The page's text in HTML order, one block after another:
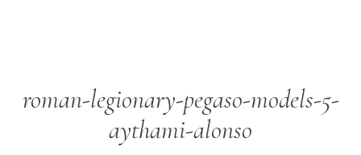
roman-legionary-pegaso-models-5-
aythami-alonso